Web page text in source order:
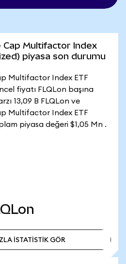
Cap Multifactor Index
piyasa son durumu
Multifactor Index ETF
fiyatı FLQLon başına
13,09 B FLQLon ve
Multifactor Index ETF
piyasa değeri $1,05 Mn .
İSTATİSTİK GÖR